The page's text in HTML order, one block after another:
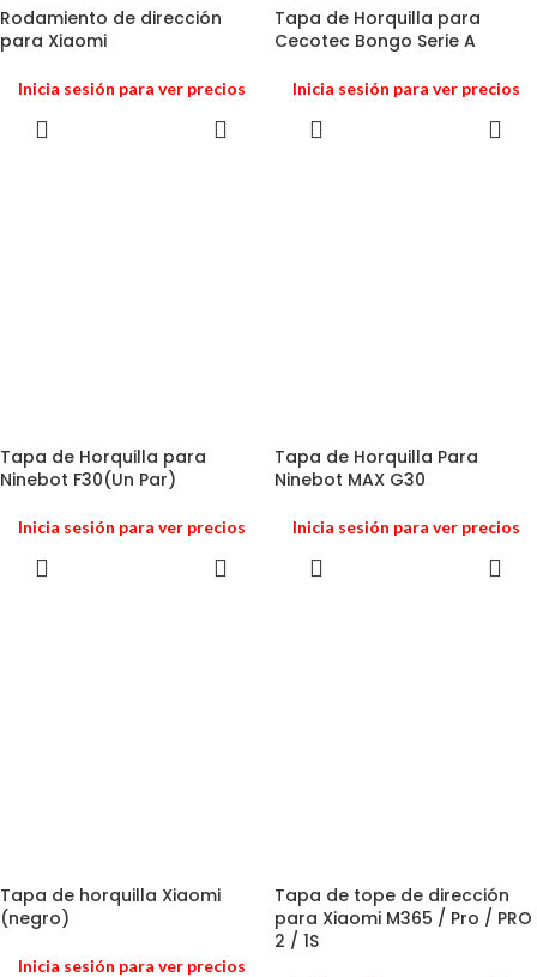
Rodamiento de dirección
para Xiaomi
Inicia sesión para ver precios
Tapa de Horquilla para
Cecotec Bongo Serie A
Inicia sesión para ver precios
Tapa de Horquilla para
Ninebot F30(Un Par)
Inicia sesión para ver precios
Tapa de Horquilla Para
Ninebot MAX G30
Inicia sesión para ver precios
Tapa de horquilla Xiaomi
(negro)
Inicia sesión para ver precios
Tapa de tope de dirección
para Xiaomi M365 / Pro / PRO
2 / 1S